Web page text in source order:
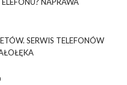
SERWIS TELEFONÓW